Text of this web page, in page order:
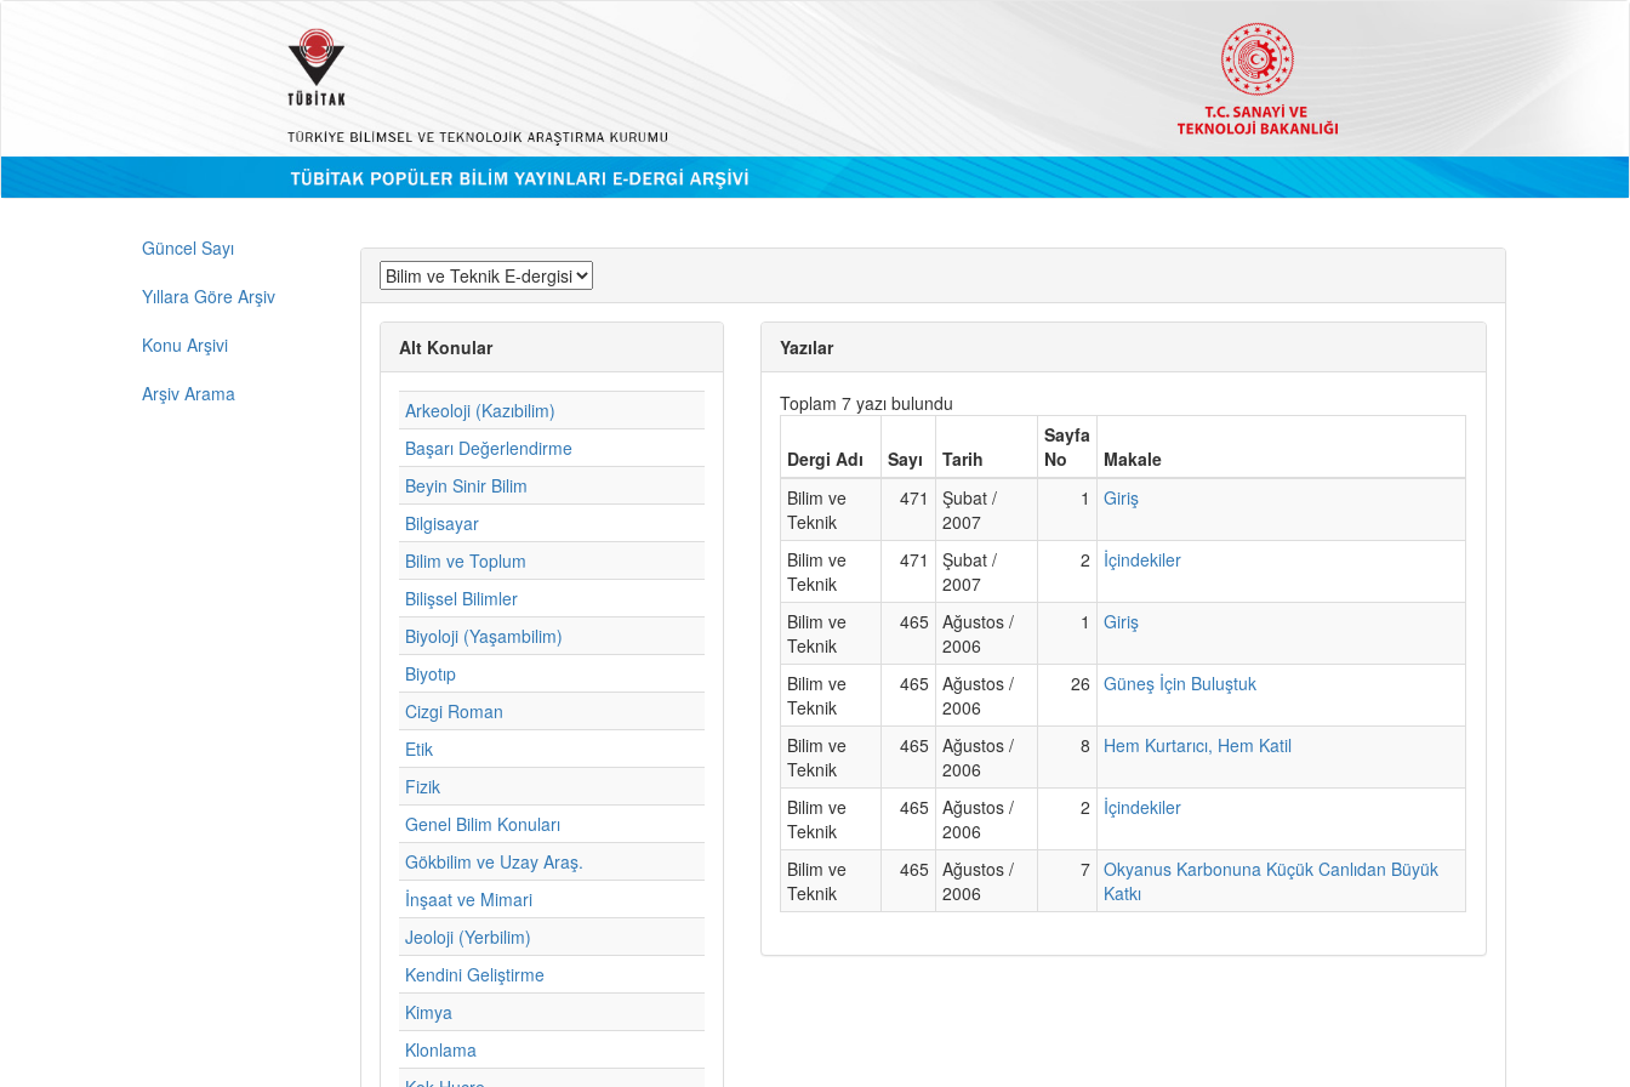
Güncel Sayı
Yıllara Göre Arşiv
Konu Arşivi
Arşiv Arama
Alt Konular
Arkeoloji (Kazıbilim)
Başarı Değerlendirme
Beyin Sinir Bilim
Bilgisayar
Bilim ve Toplum
Bilişsel Bilimler
Biyoloji (Yaşambilim)
Biyotıp
Cizgi Roman
Etik
Fizik
Genel Bilim Konuları
Gökbilim ve Uzay Araş.
İnşaat ve Mimari
Jeoloji (Yerbilim)
Kendini Geliştirme
Kimya
Klonlama
Yazılar
Toplam 7 yazı bulundu
Dergi Adı Sayı Tarih
Sayfa
No
Makale
Bilim ve
Teknik
471
Şubat /
2007
1 Giriş
Bilim ve
Teknik
471
Şubat /
2007
2 İçindekiler
Bilim ve
Teknik
465 Ağustos /
2006
1 Giriş
Bilim ve
Teknik
465 Ağustos /
2006
26 Güneş İçin Buluştuk
Bilim ve
Teknik
465 Ağustos /
2006
8 Hem Kurtarıcı, Hem Katil
Bilim ve
Teknik
465 Ağustos /
2006
2 İçindekiler
Bilim ve
Teknik
465 Ağustos /
2006
7 Okyanus Karbonuna Küçük Canlıdan Büyük
Katkı